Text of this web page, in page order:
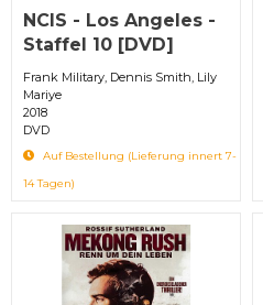
NCIS - Los Angeles -
Staffel 10 [DVD]
Frank Military, Dennis Smith, Lily
Mariye
2018
DVD
Auf Bestellung (Lieferung innert 7-
14 Tagen)